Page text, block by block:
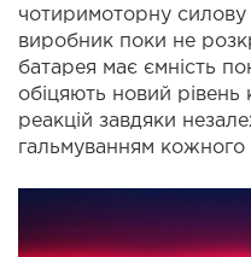
чотиримоторну силову
виробник поки не
батарея має ємність
обіцяють новий рівень
реакцій завдяки
гальмуванням кожного